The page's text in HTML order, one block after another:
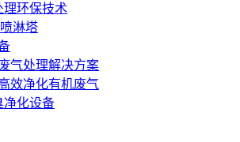
环保技术
淋塔
气处理解决方案
效净化有机废气
净化设备